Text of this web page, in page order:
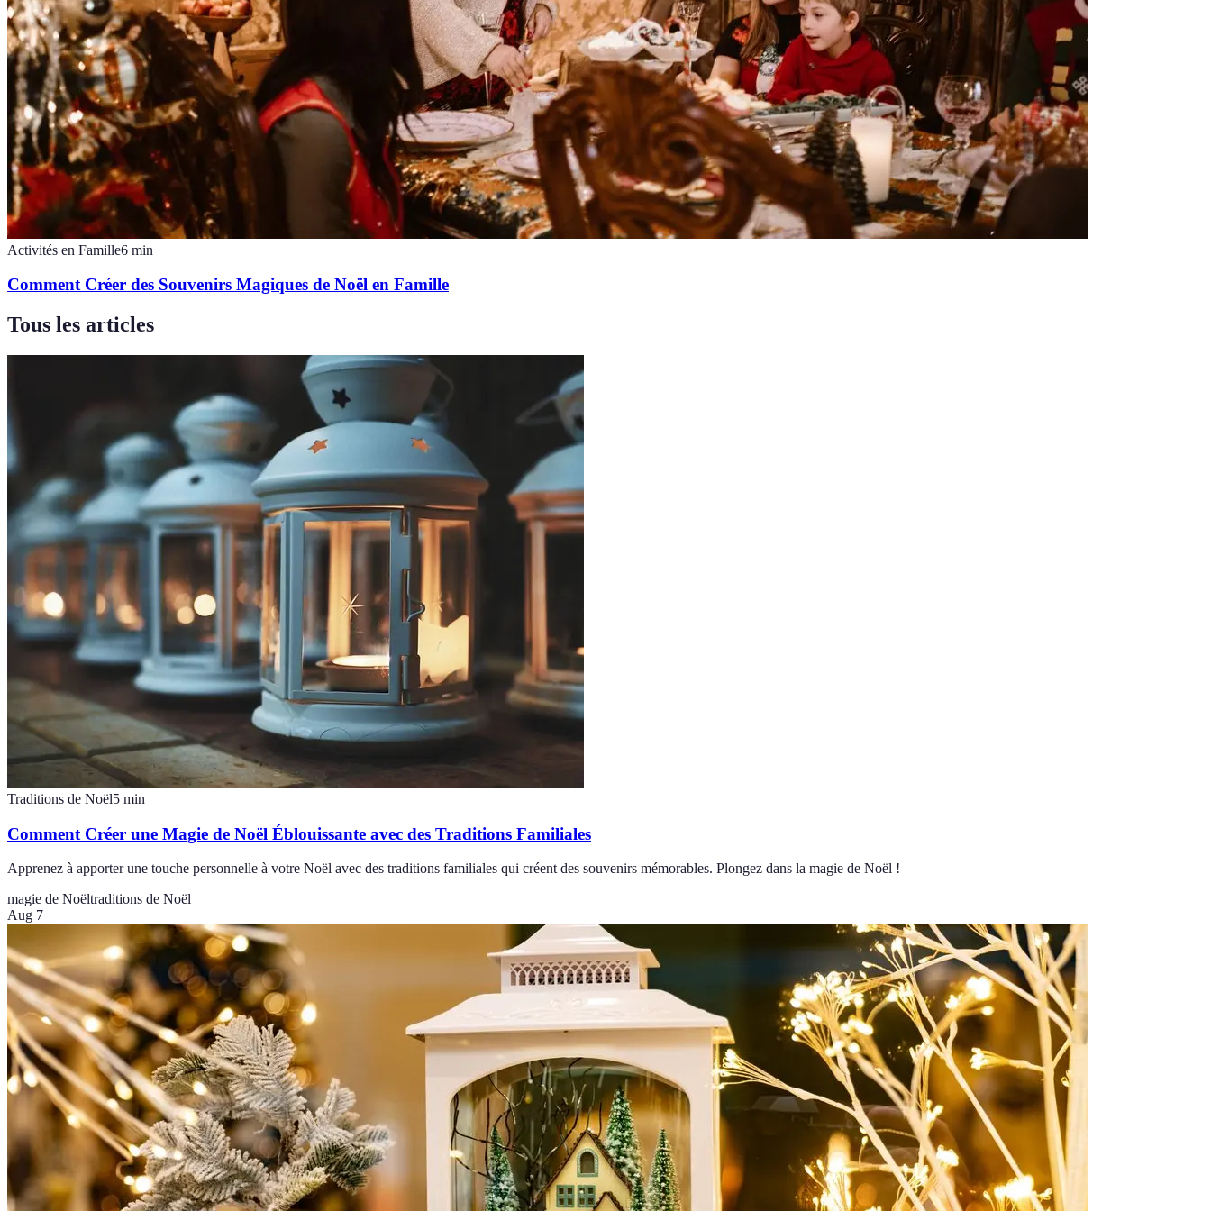
Activités en Famille6 min
Comment Créer des Souvenirs Magiques de Noël en Famille
Tous les articles
Traditions de Noël5 min
Comment Créer une Magie de Noël Éblouissante avec des Traditions Familiales
Apprenez à apporter une touche personnelle à votre Noël avec des traditions familiales qui créent des souvenirs mémorables. Plongez dans la magie de Noël !
magie de Noëltraditions de Noël
Aug 7